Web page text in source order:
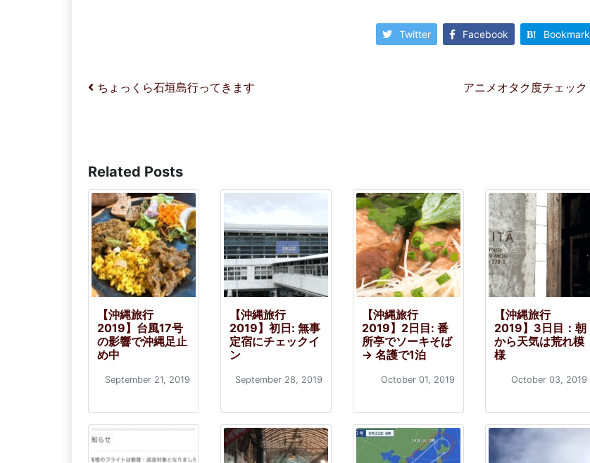
Twitter Facebook Bookmark
投稿ナビゲーション
ちょっくら石垣島行ってきます アニメオタク度チェック
Related Posts
【沖縄旅行
2019】台風17号
の影響で沖縄足止
め中
September 21, 2019
【沖縄旅行
2019】初日: 無事
定宿にチェックイ
ン
September 28, 2019
【沖縄旅行
2019】2日目: 番
所亭でソーキそば
→ 名護で1泊
October 01, 2019
【沖縄旅行
2019】3日目：朝
から天気は荒れ模
様
October 03, 2019